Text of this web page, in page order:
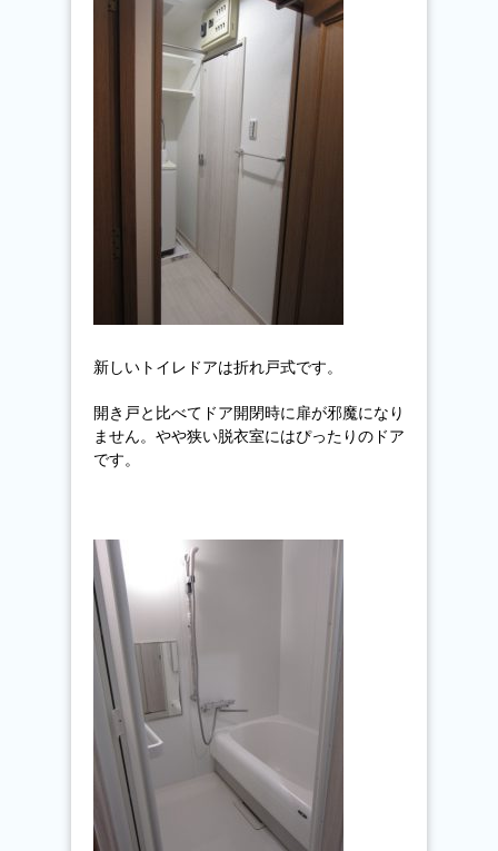
新しいトイレドアは折れ戸式です。
開き戸と比べてドア開閉時に扉が邪魔になり
ません。やや狭い脱衣室にはぴったりのドア
です。